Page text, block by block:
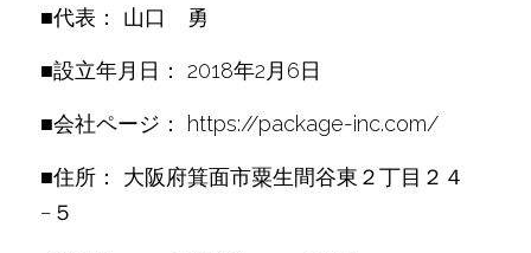
■代表： 山口　勇
■設立年月日： 2018年2月6日
■会社ページ： https://package-inc.com/
■住所： 大阪府箕面市粟生間谷東２丁目２４
−５